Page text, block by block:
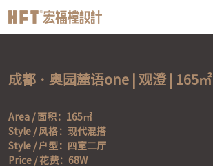
成都 · 奥园麓语one | 观澄 | 165㎡
Area / 面积：165㎡
Style / 风格：现代混搭
Style / 户型：四室二厅
Price / 花费：68W